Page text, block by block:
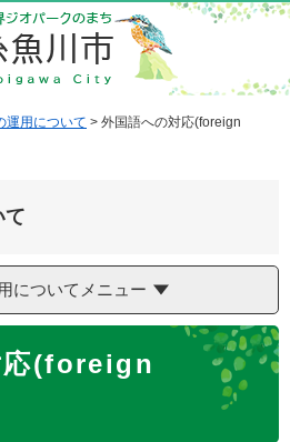
運用について > 外国語への対応(foreign
て
についてメニュー
応(foreign